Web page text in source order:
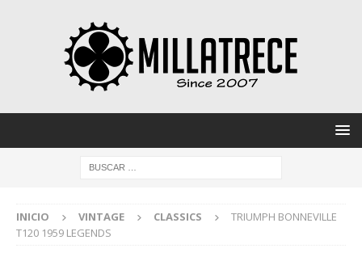
INICIO VINTAGE CLASSICS
TRIUMPH BONNEVILLE
T120 1959 LEGENDS